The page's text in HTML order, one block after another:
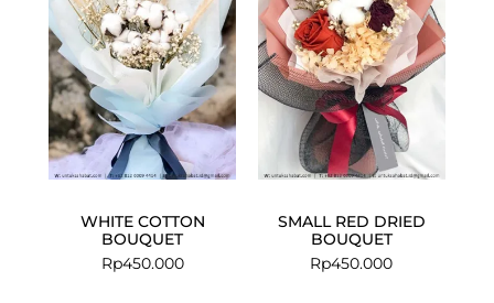
WHITE COTTON
BOUQUET
Rp450.000
SMALL RED DRIED
BOUQUET
Rp450.000